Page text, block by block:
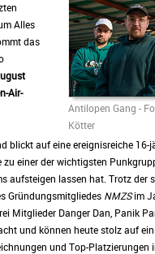
Antilopen Gang -
Kötter
Alles
das
Air-
blickt auf eine ereignisreiche 16-
zu einer der wichtigsten
aufsteigen lassen hat. Trotz der
Gründungsmitgliedes NMZSim
Mitglieder Danger Dan, Panik
und können heute stolz auf
und Top-Platzierungen